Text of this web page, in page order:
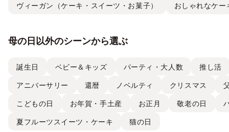
ヴィーガン（ケーキ・スイーツ・お菓子） おしゃれなケー
母の日以外のシーンから選ぶ
誕生日 ベビー＆キッズ パーティ・大人数 推し活
アニバーサリー 還暦 ノベルティ クリスマス
こどもの日 お年賀・手土産 お正月 敬老の日
夏フルーツスイーツ・ケーキ 猫の日